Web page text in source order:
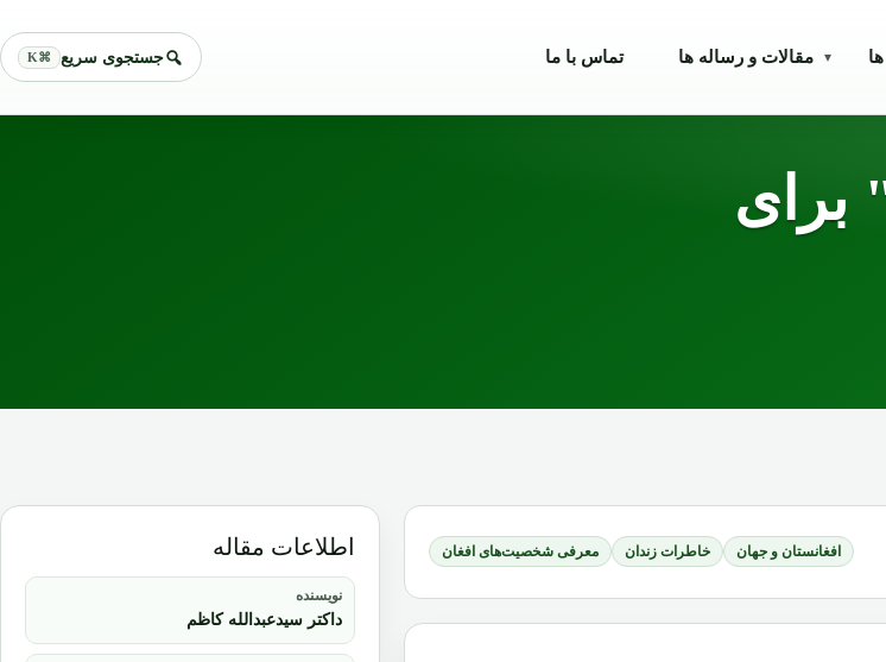
مقالات و رساله ها ▾ تماس با ما جستجوی سریع ⌘K
برای
افغانستان و جهان خاطرات زندان معرفی شخصیت‌های افغان اطلاعات مقاله
نویسنده
داکتر سیدعبدالله کاظم